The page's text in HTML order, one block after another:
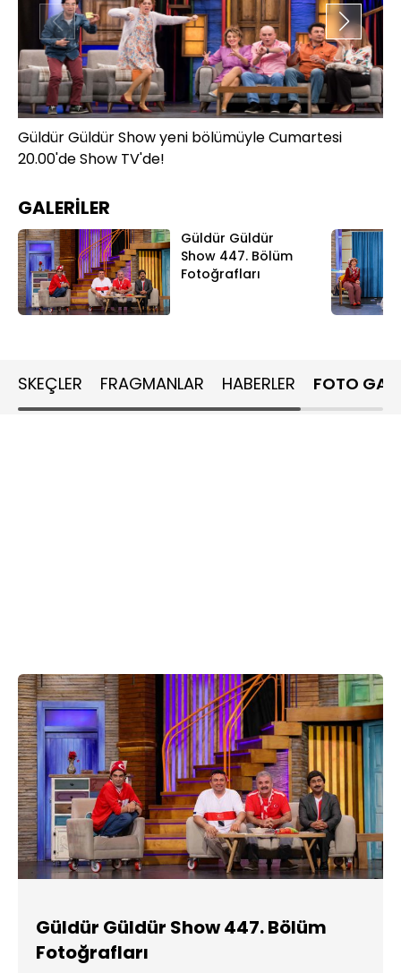
Güldür Güldür Show yeni bölümüyle Cumartesi
20.00'de Show TV'de!
GALERİLER
Güldür Güldür
Show 447. Bölüm
Fotoğrafları
SKEÇLER FRAGMANLAR HABERLER FOTO
Güldür Güldür Show 447. Bölüm
Fotoğrafları